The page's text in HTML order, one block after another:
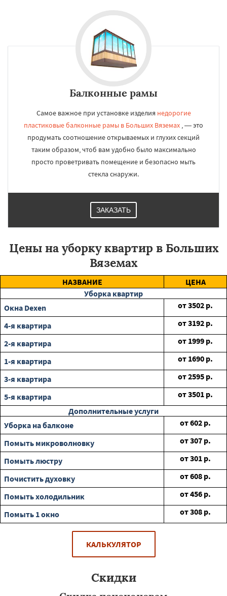
Балконные рамы
Самое важное при установке изделия недорогие
пластиковые балконные рамы в Больших Вяземах , — это
продумать соотношение открываемых и глухих секций
таким образом, чтоб вам удобно было максимально
просто проветривать помещение и безопасно мыть
стекла снаружи.
ЗАКАЗАТЬ
Цены на уборку квартир в Больших
Вяземах
НАЗВАНИЕ
ЦЕНА
Уборка квартир
Окна Dexen
от3502 р.
4-я квартира
от3192 р.
2-я квартира
от 1999 р.
1-я квартира
от 1690 р.
3-я квартира
от2595 р.
5-я квартира
от3501 р.
Дополнительные услуги
Уборка на балконе
от602 р.
Помыть микроволновку
от307 р.
Помыть люстру
от301 р.
Почистить духовку
от608 р.
Помыть холодильник
от456 р.
Помыть 1 окно
от308 р.
КАЛЬКУЛЯТОР
Скидки